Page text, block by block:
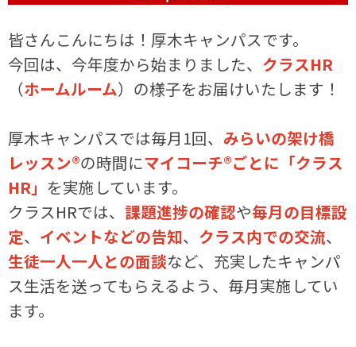
皆さんこんにちは！厚木キャンパスです。
今回は、今年度から始まりました、 クラスHR
（ホームルーム）の様子をお届けいたします！
厚木キャンパスでは毎月1回、 みらいの架け橋
レッスン®の時間にマイコーチ®ごとに「クラス
HR」 を実施しています。
クラスHRでは、課題進捗の確認や毎月の目標設
定、 イベントなどの告知、 クラス内での交流、
生徒一人一人との面談など、充実したキャンパ
ス生活を送ってもらえるよう、毎月実施してい
ます。